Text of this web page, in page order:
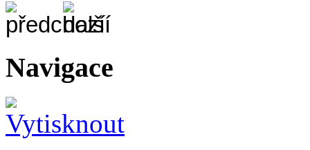
Navigace